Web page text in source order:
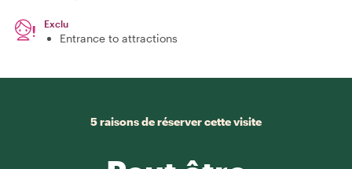
Exclu
Entrance to attractions
5 raisons de réserver cette visite